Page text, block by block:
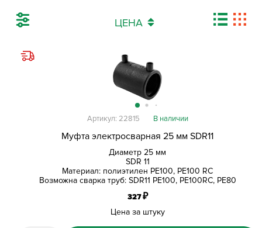
ЦЕНА
Муфта электросварная 25 мм SDR11
Диаметр 25 мм
SDR 11
Материал: полиэтилен PE100, PE100 RC
Возможна сварка труб: SDR11 PE100, PE100RC, PE80
Артикул: 22815 В наличии
327₽
Цена за штуку